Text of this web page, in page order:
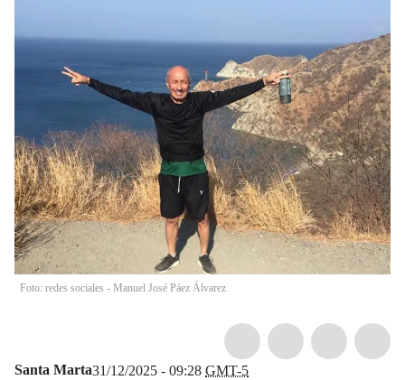
Foto: redes sociales - Manuel José Páez Álvarez
Santa Marta31/12/2025 - 09:28 GMT-5